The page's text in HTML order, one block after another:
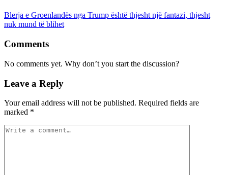
Blerja e Groenlandës nga Trump është thjesht një fantazi, thjesht
nuk mund të blihet
Comments
No comments yet. Why don’t you start the discussion?
Leave a Reply
Your email address will not be published. Required fields are
marked *